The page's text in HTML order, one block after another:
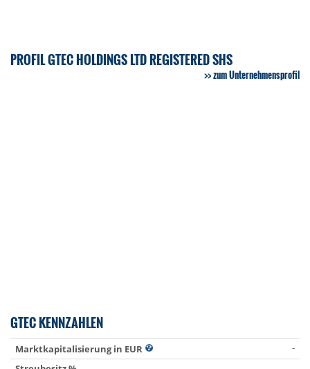
PROFIL GTEC HOLDINGS LTD REGISTERED SHS
zum Unternehmensprofil
GTEC KENNZAHLEN
Marktkapitalisierung in EUR
-